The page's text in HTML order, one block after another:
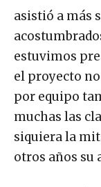
asistió a más
estuvimos
el proyecto
por equipo
muchas las
siquiera la
otros años su